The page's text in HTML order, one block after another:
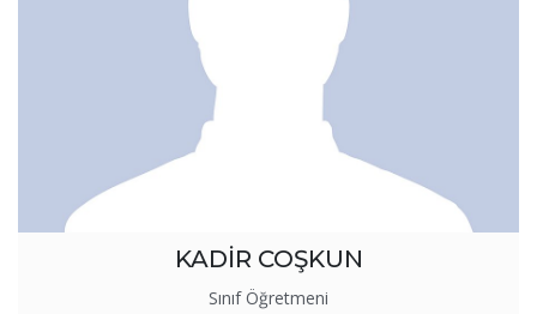
KADİR COŞKUN
Sınıf Öğretmeni